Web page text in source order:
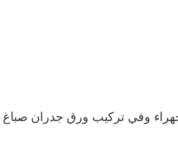
وفي تركيب ورق جدران